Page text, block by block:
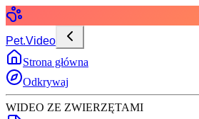
Pet.Video
Strona główna
Odkrywaj
WIDEO ZE ZWIERZĘTAMI